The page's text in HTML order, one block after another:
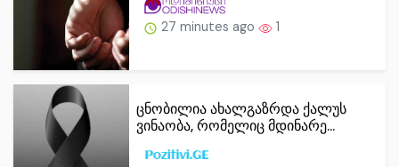
27 minutes ago 1
ცნობილია ახალგაზრდა ქალუს
ვინაობა, რომელიც მდინარე...